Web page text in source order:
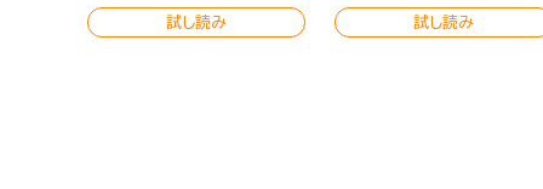
試し読み 試し読み